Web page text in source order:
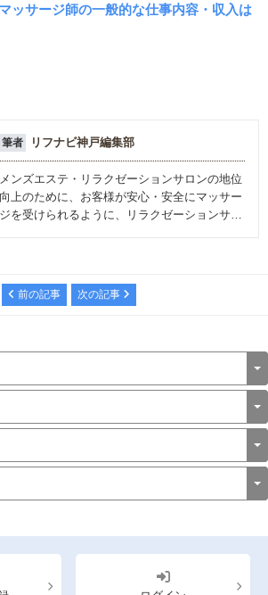
マッサージ師の一般的な仕事内容・収入は
筆者 リフナビ神戸編集部
メンズエステ・リラクゼーションサロンの地位
向上のために、お客様が安心・安全にマッサー
ジを受けられるように、リラクゼーションサロ
前の記事 次の記事